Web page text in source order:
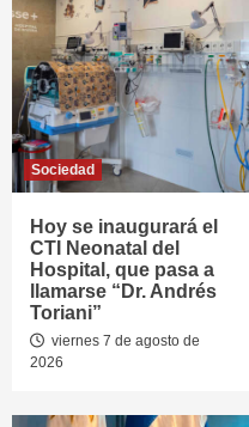
Sociedad
Hoy se inaugurará el
CTI Neonatal del
Hospital, que pasa a
llamarse “Dr. Andrés
Toriani”
viernes 7 de agosto de
2026